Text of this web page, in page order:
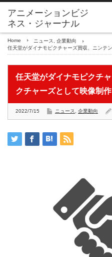
アニメーションビジ
ネス・ジャーナル
Home ニュース
企業動向
任天堂がダイナモピクチャーズ買収、ニンテ
任天堂がダイナモピクチ
クチャーズとして映像制作
2022/7/15 ニュース 企業動向